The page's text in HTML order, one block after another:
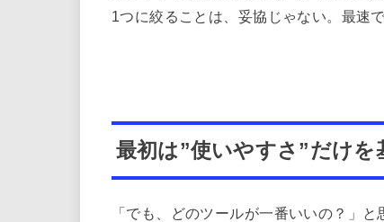
1つに絞ることは、妥協じゃない。最速
最初は”使いやすさ”だけを
「でも、どのツールが一番いいの？」と